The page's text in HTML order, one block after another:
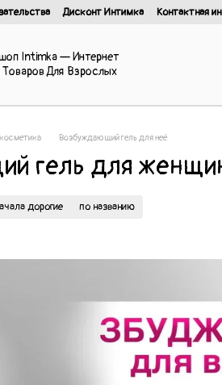
Дисконт Интимка
Контактная
Возбуждающий гель для неё
гель для
дорогие по названию